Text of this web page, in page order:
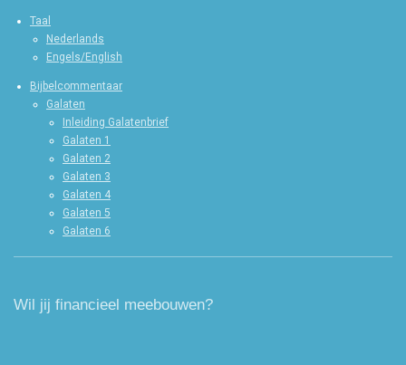
Taal
Nederlands
Engels/English
Bijbelcommentaar
Galaten
Inleiding Galatenbrief
Galaten 1
Galaten 2
Galaten 3
Galaten 4
Galaten 5
Galaten 6
Wil jij financieel meebouwen?